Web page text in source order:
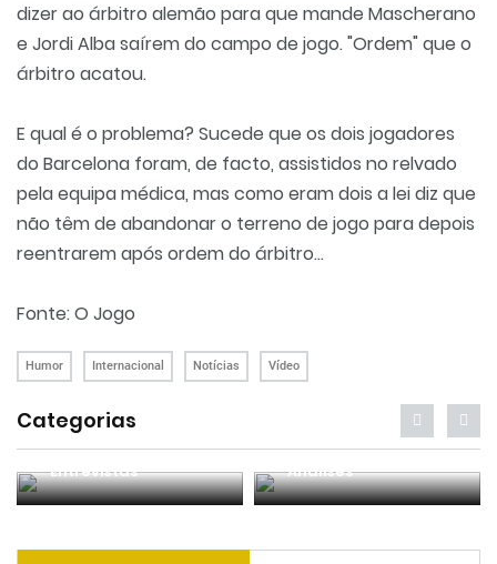
dizer ao árbitro alemão para que mande Mascherano
e Jordi Alba saírem do campo de jogo. "Ordem" que o
árbitro acatou.
E qual é o problema? Sucede que os dois jogadores
do Barcelona foram, de facto, assistidos no relvado
pela equipa médica, mas como eram dois a lei diz que
não têm de abandonar o terreno de jogo para depois
reentrarem após ordem do árbitro...
Fonte: O Jogo
Humor Internacional Notícias Vídeo
Categorias
Entrevistas Análises